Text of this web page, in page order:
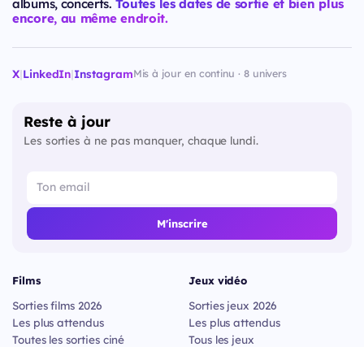
albums, concerts. Toutes les dates de sortie et bien plus
encore, au même endroit.
X|LinkedIn|InstagramMis à jour en continu · 8 univers
Reste à jour
Les sorties à ne pas manquer, chaque lundi.
M'inscrire
Films
Sorties films 2026
Les plus attendus
Toutes les sorties ciné
Jeux vidéo
Sorties jeux 2026
Les plus attendus
Tous les jeux